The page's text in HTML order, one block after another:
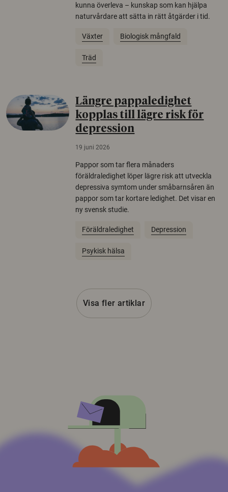
kunna överleva – kunskap som kan hjälpa
naturvårdare att sätta in rätt åtgärder i tid.
Växter Biologisk mångfald
Träd
Längre pappaledighet
kopplas till lägre risk för
depression
19 juni 2026
Pappor som tar flera månaders
föräldraledighet löper lägre risk att utveckla
depressiva symtom under småbarnsåren än
pappor som tar kortare ledighet. Det visar en
ny svensk studie.
Föräldraledighet Depression
Psykisk hälsa
Visa fler artiklar